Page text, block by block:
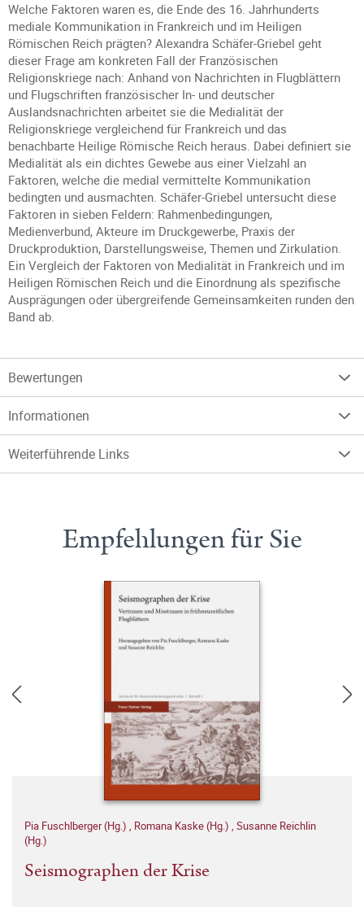
Welche Faktoren waren es, die Ende des 16. Jahrhunderts
mediale Kommunikation in Frankreich und im Heiligen
Römischen Reich prägten? Alexandra Schäfer-Griebel geht
dieser Frage am konkreten Fall der Französischen
Religionskriege nach: Anhand von Nachrichten in Flugblättern
und Flugschriften französischer In- und deutscher
Auslandsnachrichten arbeitet sie die Medialität der
Religionskriege vergleichend für Frankreich und das
benachbarte Heilige Römische Reich heraus. Dabei definiert sie
Medialität als ein dichtes Gewebe aus einer Vielzahl an
Faktoren, welche die medial vermittelte Kommunikation
bedingten und ausmachten. Schäfer-Griebel untersucht diese
Faktoren in sieben Feldern: Rahmenbedingungen,
Medienverbund, Akteure im Druckgewerbe, Praxis der
Druckproduktion, Darstellungsweise, Themen und Zirkulation.
Ein Vergleich der Faktoren von Medialität in Frankreich und im
Heiligen Römischen Reich und die Einordnung als spezifische
Ausprägungen oder übergreifende Gemeinsamkeiten runden den
Band ab.
Bewertungen
Informationen
Weiterführende Links
Empfehlungen für Sie
Pia Fuschlberger (Hg.) , Romana Kaske (Hg.) , Susanne Reichlin
(Hg.)
Seismographen der Krise